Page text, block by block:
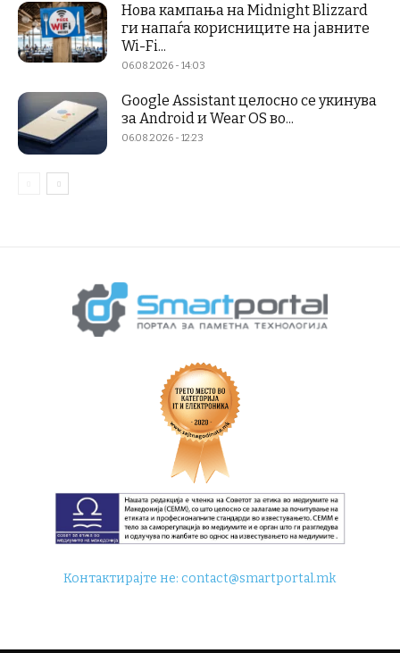
Нова кампања на Midnight Blizzard
ги напаѓа корисниците на јавните
Wi-Fi...
06.08.2026 - 14:03
Google Assistant целосно се укинува
за Android и Wear OS во...
06.08.2026 - 12:23
Контактирајте не:contact@smartportal.mk